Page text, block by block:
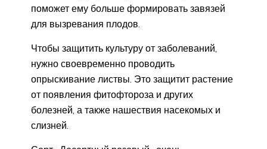
поможет ему больше формировать завязей
для вызревания плодов.
Чтобы защитить культуру от заболеваний,
нужно своевременно проводить
опрыскивание листвы. Это защитит растение
от появления фитофтороза и других
болезней, а также нашествия насекомых и
слизней.